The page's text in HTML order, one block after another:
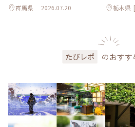
群馬県 2026.07.20 栃木県
たびレポ のおす